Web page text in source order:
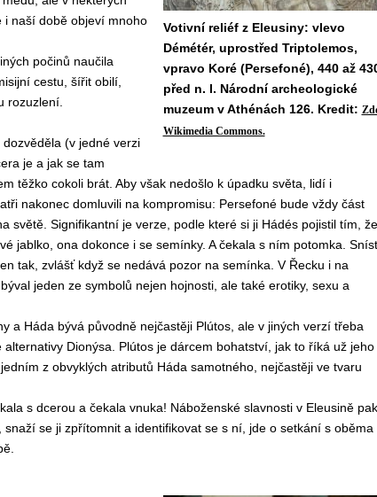
Votivní reliéf z Eleusiny: vlevo
Démétér, uprostřed Triptolemos,
vpravo Koré (Persefoné), 440 až
před n. l. Národní archeologické
muzeum v Athénách 126. Kredit:
Wikimedia Commons.
i naší době objeví mnoho
počinů naučila
cestu, šířit obilí,
rozuzlení.
(v jedné verzi
je a jak se tam
těžko cokoli brát. Aby však nedošlo k úpadku světa, lidí i
nakonec domluvili na kompromisu: Persefoné bude vždy část
světě. Signifikantní je verze, podle které si ji Hádés pojistil tím, že
jablko, ona dokonce i se semínky. A čekala s ním potomka. Sníst
tak, zvlášť když se nedává pozor na semínka. V Řecku i na
jeden ze symbolů nejen hojnosti, ale také erotiky, sexu a
a Háda bývá původně nejčastěji Plútos, ale v jiných verzí třeba
alternativy Dionýsa. Plútos je dárcem bohatství, jak to říká už jeho
z obvyklých atributů Háda samotného, nejčastěji ve tvaru
s dcerou a čekala vnuka! Náboženské slavnosti v Eleusině pak
snaží se ji zpřítomnit a identifikovat se s ní, jde o setkání s oběma